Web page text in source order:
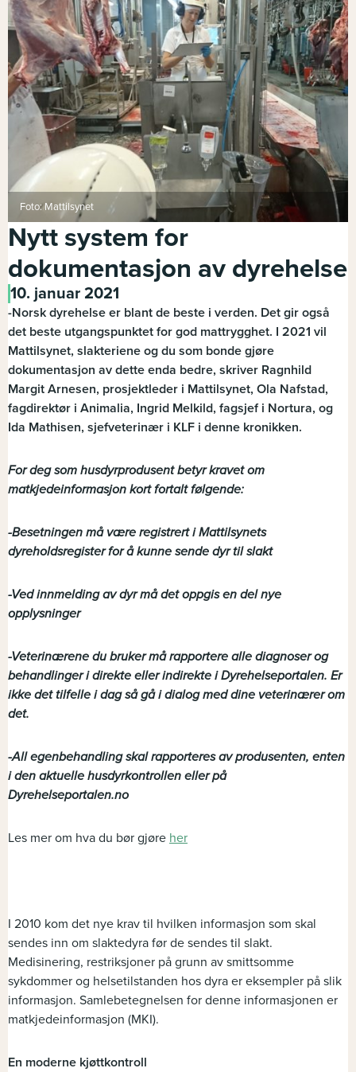
Foto: Mattilsynet
Nytt system for
dokumentasjon av dyrehelse
10. januar 2021
-Norsk dyrehelse er blant de beste i verden. Det gir også
det beste utgangspunktet for god mattrygghet. I 2021 vil
Mattilsynet, slakteriene og du som bonde gjøre
dokumentasjon av dette enda bedre, skriver Ragnhild
Margit Arnesen, prosjektleder i Mattilsynet, Ola Nafstad,
fagdirektør i Animalia, Ingrid Melkild, fagsjef i Nortura, og
Ida Mathisen, sjefveterinær i KLF i denne kronikken.
For deg som husdyrprodusent betyr kravet om
matkjedeinformasjon kort fortalt følgende:
-Besetningen må være registrert i Mattilsynets
dyreholdsregister for å kunne sende dyr til slakt
-Ved innmelding av dyr må det oppgis en del nye
opplysninger
-Veterinærene du bruker må rapportere alle diagnoser og
behandlinger i direkte eller indirekte i Dyrehelseportalen. Er
ikke det tilfelle i dag så gå i dialog med dine veterinærer om
det.
-All egenbehandling skal rapporteres av produsenten, enten
i den aktuelle husdyrkontrollen eller på
Dyrehelseportalen.no
Les mer om hva du bør gjøre her
I 2010 kom det nye krav til hvilken informasjon som skal
sendes inn om slaktedyra før de sendes til slakt.
Medisinering, restriksjoner på grunn av smittsomme
sykdommer og helsetilstanden hos dyra er eksempler på slik
informasjon. Samlebetegnelsen for denne informasjonen er
matkjedeinformasjon (MKI).
En moderne kjøttkontroll